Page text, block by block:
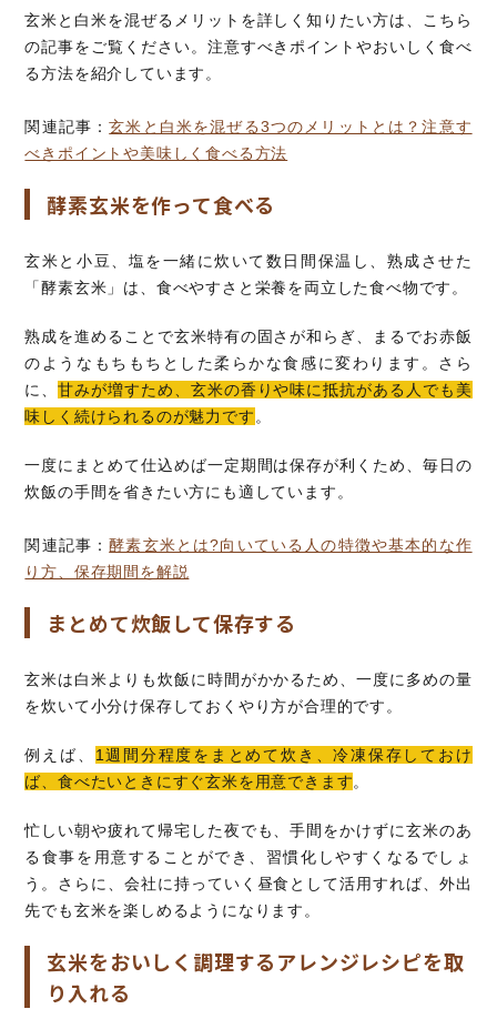
玄米と白米を混ぜるメリットを詳しく知りたい方は、こちら
の記事をご覧ください。注意すべきポイントやおいしく食べ
る方法を紹介しています。
関連記事：玄米と白米を混ぜる3つのメリットとは？注意す
べきポイントや美味しく食べる方法
酵素玄米を作って食べる
玄米と小豆、塩を一緒に炊いて数日間保温し、熟成させた
「酵素玄米」は、食べやすさと栄養を両立した食べ物です。
熟成を進めることで玄米特有の固さが和らぎ、まるでお赤飯
のようなもちもちとした柔らかな食感に変わります。さら
に、甘みが増すため、玄米の香りや味に抵抗がある人でも美
味しく続けられるのが魅力です 。
一度にまとめて仕込めば一定期間は保存が利くため、毎日の
炊飯の手間を省きたい方にも適しています。
関連記事：酵素玄米とは?向いている人の特徴や基本的な作
り方、保存期間を解説
まとめて炊飯して保存する
玄米は白米よりも炊飯に時間がかかるため、一度に多めの量
を炊いて小分け保存しておくやり方が合理的です。
例えば、 1週間分程度をまとめて炊き、冷凍保存しておけ
ば、食べたいときにすぐ玄米を用意できます。
忙しい朝や疲れて帰宅した夜でも、手間をかけずに玄米のあ
る食事を用意することができ、習慣化しやすくなるでしょ
う。さらに、会社に持っていく昼食として活用すれば、外出
先でも玄米を楽しめるようになります。
玄米をおいしく調理するアレンジレシピを取
り入れる